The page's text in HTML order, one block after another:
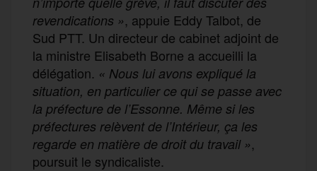
revendications », appuie Eddy Talbot, de
Sud PTT. Un directeur de cabinet adjoint de
la ministre Elisabeth Borne a accueilli la
délégation. « Nous lui avons expliqué la
situation, en particulier ce qui se passe avec
la préfecture de l’Essonne. Même si les
préfectures relèvent de l’Intérieur, ça les
regarde en matière de droit du travail »,
poursuit le syndicaliste.